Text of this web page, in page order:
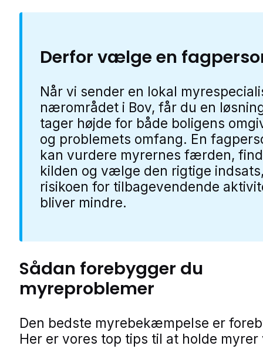
Derfor vælge en
Når vi sender en lokal
nærområdet i Bov, får du en
tager højde for både boligens
og problemets omfang. En
kan vurdere myrernes færden,
kilden og vælge den rigtige
risikoen for tilbagevendende
bliver mindre.
Sådan forebygger du
myreproblemer
Den bedste myrebekæmpelse er
Her er vores top tips til at holde